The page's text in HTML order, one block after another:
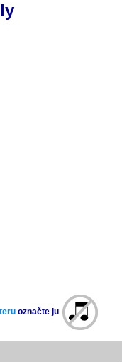
označte ju